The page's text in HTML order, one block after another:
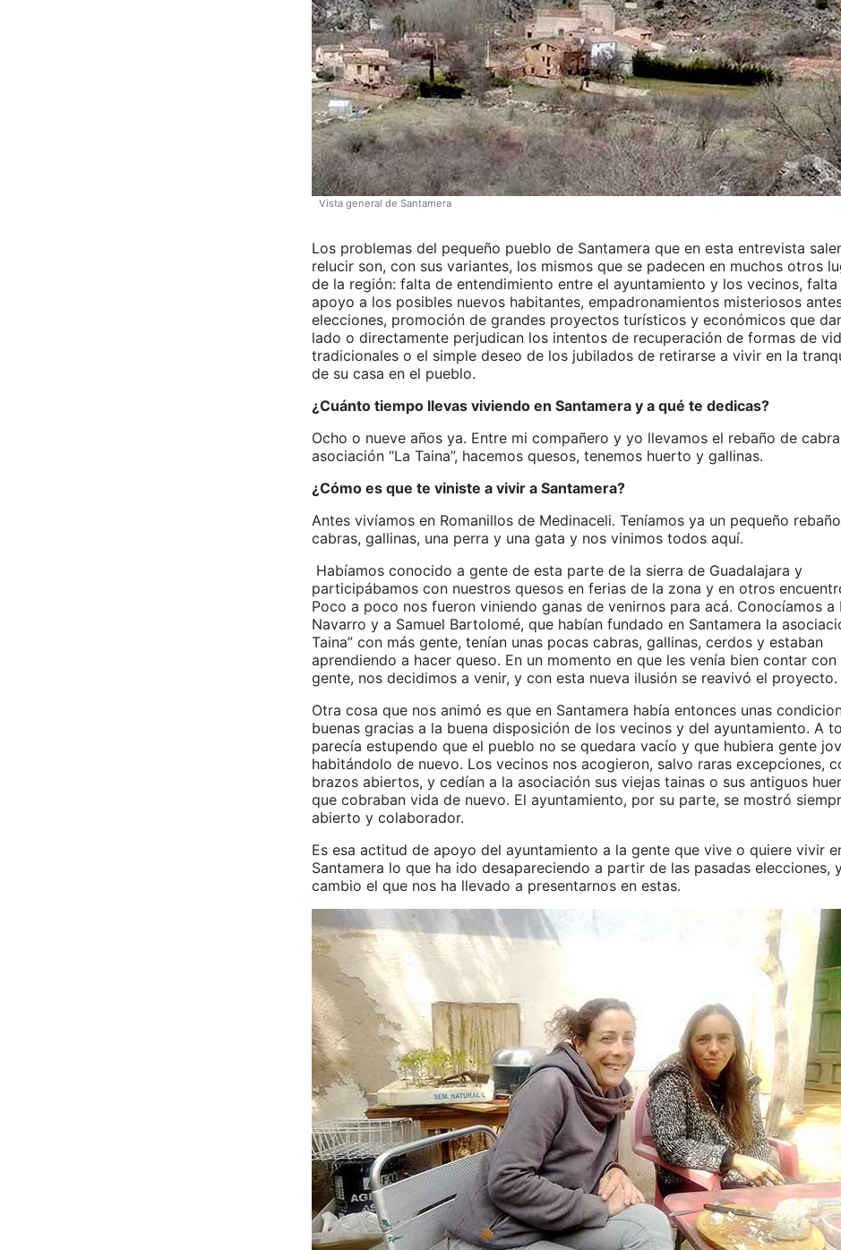
Vista general de Santamera
Los problemas del pequeño pueblo de Santamera que en esta entrevista
relucir son, con sus variantes, los mismos que se padecen en muchos otros
de la región: falta de entendimiento entre el ayuntamiento y los vecinos, falta
apoyo a los posibles nuevos habitantes, empadronamientos misteriosos
elecciones, promoción de grandes proyectos turísticos y económicos que
lado o directamente perjudican los intentos de recuperación de formas de
tradicionales o el simple deseo de los jubilados de retirarse a vivir en la
de su casa en el pueblo.
¿Cuánto tiempo llevas viviendo en Santamera y a qué te dedicas?
Ocho o nueve años ya. Entre mi compañero y yo llevamos el rebaño de
asociación “La Taina”, hacemos quesos, tenemos huerto y gallinas.
¿Cómo es que te viniste a vivir a Santamera?
Antes vivíamos en Romanillos de Medinaceli. Teníamos ya un pequeño
cabras, gallinas, una perra y una gata y nos vinimos todos aquí.
Habíamos conocido a gente de esta parte de la sierra de Guadalajara y
participábamos con nuestros quesos en ferias de la zona y en otros
Poco a poco nos fueron viniendo ganas de venirnos para acá. Conocíamos a
Navarro y a Samuel Bartolomé, que habían fundado en Santamera la
Taina” con más gente, tenían unas pocas cabras, gallinas, cerdos y estaban
aprendiendo a hacer queso. En un momento en que les venía bien contar con
gente, nos decidimos a venir, y con esta nueva ilusión se reavivó el proyecto.
Otra cosa que nos animó es que en Santamera había entonces unas
buenas gracias a la buena disposición de los vecinos y del ayuntamiento. A
parecía estupendo que el pueblo no se quedara vacío y que hubiera gente
habitándolo de nuevo. Los vecinos nos acogieron, salvo raras excepciones,
brazos abiertos, y cedían a la asociación sus viejas tainas o sus antiguos
que cobraban vida de nuevo. El ayuntamiento, por su parte, se mostró
abierto y colaborador.
Es esa actitud de apoyo del ayuntamiento a la gente que vive o quiere vivir
Santamera lo que ha ido desapareciendo a partir de las pasadas elecciones,
cambio el que nos ha llevado a presentarnos en estas.